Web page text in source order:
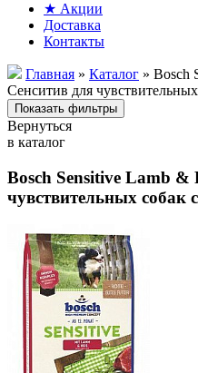
★ Акции
Доставка
Контакты
Главная » Каталог » Bosch
Сенситив для
Вернуться
в каталог
Bosch Sensitive Lamb
чувствительных собак